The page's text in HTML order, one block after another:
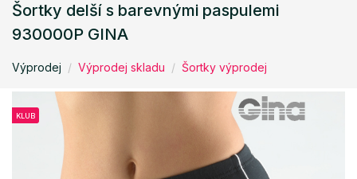
Šortky delší s barevnými paspulemi
930000P GINA
Výprodej Výprodej skladu Šortky výprodej
KLUB